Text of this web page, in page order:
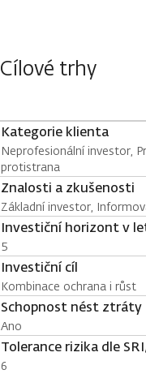
Cílové trhy
Kategorie klienta
Neprofesionální investor,
protistrana
Znalosti a zkušenosti
Základní investor,
Investiční horizont v
5
Investiční cíl
Kombinace ochrana i růst
Schopnost nést ztráty
Ano
Tolerance rizika dle
6